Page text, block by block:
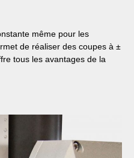
même pour les
de réaliser des coupes à ±
tous les avantages de la